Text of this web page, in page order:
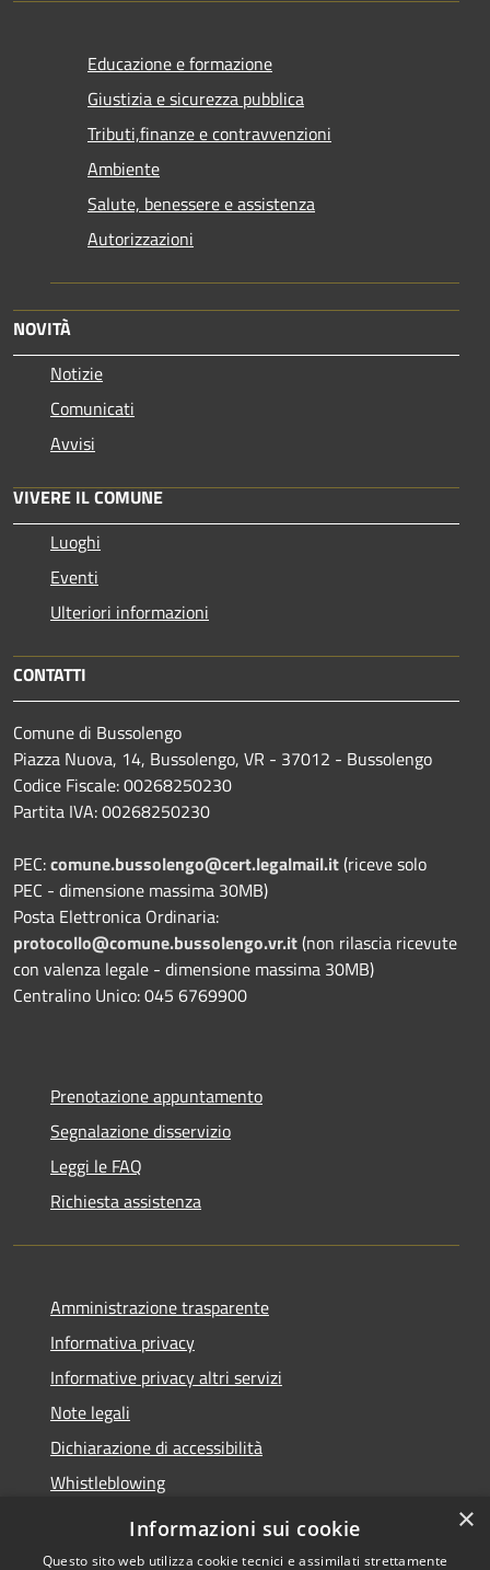
Educazione e formazione
Giustizia e sicurezza pubblica
Tributi,finanze e contravvenzioni
Ambiente
Salute, benessere e assistenza
Autorizzazioni
NOVITÀ
Notizie
Comunicati
Avvisi
VIVERE IL COMUNE
Luoghi
Eventi
Ulteriori informazioni
CONTATTI
Comune di Bussolengo
Piazza Nuova, 14, Bussolengo, VR - 37012 - Bussolengo
Codice Fiscale: 00268250230
Partita IVA: 00268250230
PEC:comune.bussolengo@cert.legalmail.it(riceve solo
PEC - dimensione massima 30MB)
Posta Elettronica Ordinaria:
protocollo@comune.bussolengo.vr.it(non rilascia ricevute
con valenza legale - dimensione massima 30MB)
Centralino Unico: 045 6769900
Prenotazione appuntamento
Segnalazione disservizio
Leggi le FAQ
Richiesta assistenza
Amministrazione trasparente
Informativa privacy
Informative privacy altri servizi
Note legali
Dichiarazione di accessibilità
Whistleblowing
×
Informazioni sui cookie
Questo sito web utilizza cookie tecnici e assimilati strettamente